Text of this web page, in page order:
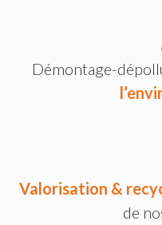
Démontage-
Valorisation &
de